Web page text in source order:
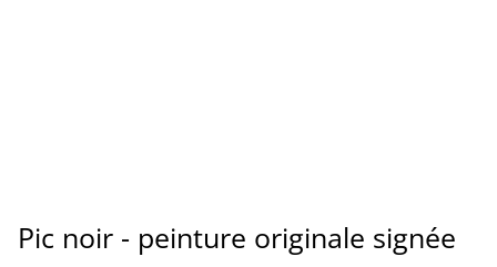
Pic noir - peinture originale signée